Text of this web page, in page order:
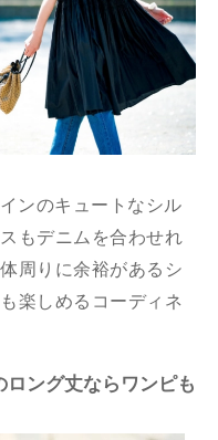
ンのキュートなシル
もデニムを合わせれ
周りに余裕があるシ
楽しめるコーディネ
ロング丈ならワンピも